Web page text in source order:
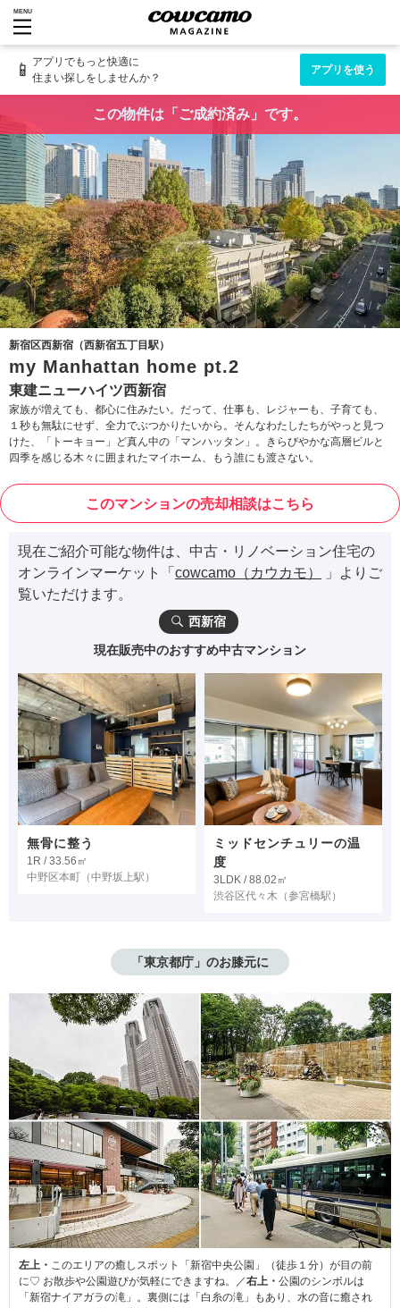
MENU
📱 アプリでもっと快適に
住まい探しをしませんか？
アプリを使う
この物件は「ご成約済み」です。
新宿区西新宿（西新宿五丁目駅）
my Manhattan home pt.2
東建ニューハイツ西新宿
家族が増えても、都心に住みたい。だって、仕事も、レジャーも、子育ても、
１秒も無駄にせず、全力でぶつかりたいから。そんなわたしたちがやっと見つ
けた、「トーキョー」ど真ん中の「マンハッタン」。きらびやかな高層ビルと
四季を感じる木々に囲まれたマイホーム、もう誰にも渡さない。
このマンションの売却相談はこちら
現在ご紹介可能な物件は、中古・リノベーション住宅の
オンラインマーケット「 cowcamo（カウカモ）
」よりご
覧いただけます。
西新宿
現在販売中のおすすめ中古マンション
無骨に整う
1R / 33.56㎡
中野区本町 （中野坂上駅）
ミッドセンチュリーの温
度
3LDK / 88.02㎡
渋谷区代々木 （参宮橋駅）
「東京都庁」のお膝元に
左上・ このエリアの癒しスポット「新宿中央公園」（徒歩１分）が目の前
に♡ お散歩や公園遊びが気軽にできますね。／右上・ 公園のシンボルは
「新宿ナイアガラの滝」。裏側には「白糸の滝」もあり、水の音に癒され